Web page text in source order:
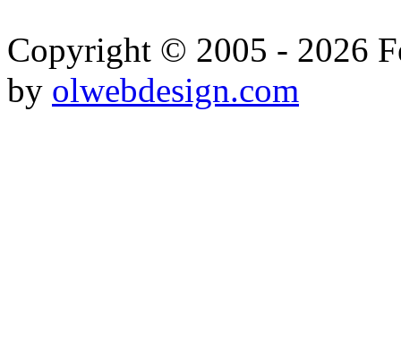
Copyright © 2005 - 2026
by olwebdesign.com